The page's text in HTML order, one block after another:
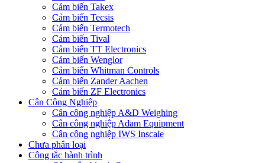
Cảm biến Takex
Cảm biến Tecsis
Cảm biến Termotech
Cảm biến Tival
Cảm biến TT Electronics
Cảm biến Wenglor
Cảm biến Whitman Controls
Cảm biến Zander Aachen
Cảm biến ZF Electronics
Cân Công Nghiệp
Cân công nghiệp A&D Weighing
Cân công nghiệp Adam Equipment
Cân công nghiệp IWS Inscale
Chưa phân loại
Công tắc hành trình